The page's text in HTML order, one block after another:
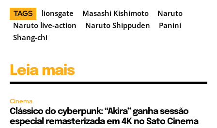
TAGS lionsgate Masashi Kishimoto
Naruto
Naruto live-action
Naruto Shippuden
Panini
Shang-chi
Leia mais
Cinema
Clássico do cyberpunk: “Akira” ganha sessão
especial remasterizada em 4K no Sato Cinema